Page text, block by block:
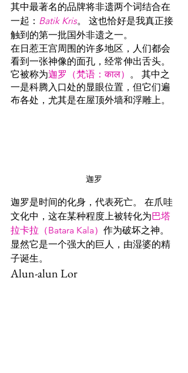
其中最著名的品牌将非遗两个词结合在
一起： Batik Kris。 这也恰好是我真正接
触到的第一批国外非遗之一。
在日惹王宫周围的许多地区，人们都会
看到一张神像的面孔，经常伸出舌头。
它被称为迦罗（梵语：काल） 。 其中之
一是科腾入口处的显眼位置，但它们遍
布各处，尤其是在屋顶外墙和浮雕上。
迦罗
迦罗是时间的化身，代表死亡。 在爪哇
文化中，这在某种程度上被转化为巴塔
拉卡拉（Batara Kala） 作为破坏之神。
显然它是一个强大的巨人，由湿婆的精
子诞生。
Alun-alun Lor